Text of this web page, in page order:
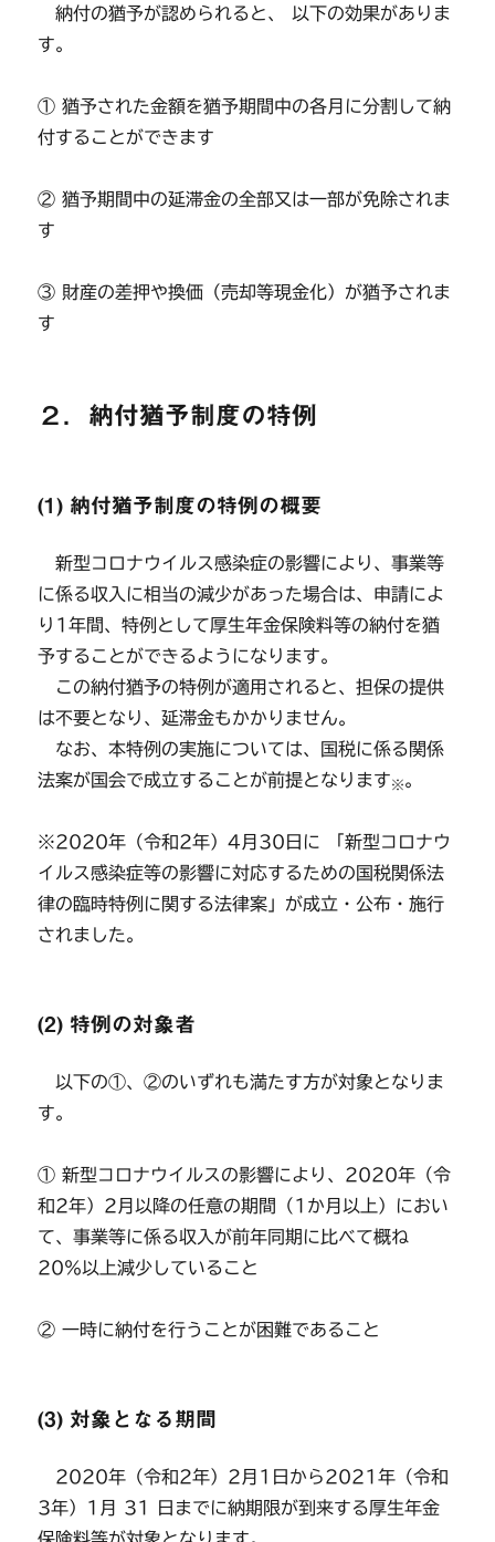
納付の猶予が認められると、 以下の効果がありま
す。
① 猶予された金額を猶予期間中の各月に分割して納
付することができます
② 猶予期間中の延滞金の全部又は一部が免除されま
す
③ 財産の差押や換価（売却等現金化）が猶予されま
す
２．納付猶予制度の特例
(1) 納付猶予制度の特例の概要
新型コロナウイルス感染症の影響により、事業等
に係る収入に相当の減少があった場合は、申請によ
り1年間、特例として厚生年金保険料等の納付を猶
予することができるようになります。
この納付猶予の特例が適用されると、担保の提供
は不要となり、延滞金もかかりません。
なお、本特例の実施については、国税に係る関係
法案が国会で成立することが前提となります※。
※2020年（令和2年）4月30日に 「新型コロナウ
イルス感染症等の影響に対応するための国税関係法
律の臨時特例に関する法律案」が成立・公布・施行
されました。
(2) 特例の対象者
以下の①、②のいずれも満たす方が対象となりま
す。
① 新型コロナウイルスの影響により、2020年（令
和2年）2月以降の任意の期間（1か月以上）におい
て、事業等に係る収入が前年同期に比べて概ね
20％以上減少していること
② 一時に納付を行うことが困難であること
(3) 対象となる期間
2020年（令和2年）2月1日から2021年（令和
3年）1月 31 日までに納期限が到来する厚生年金